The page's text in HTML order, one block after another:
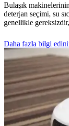
Bulaşık
deterjan seçimi, su
genellikle
Daha fazla bilgi